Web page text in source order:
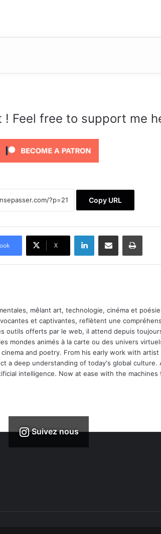
! Feel free to support me
Copy URL
X
mêlant art, technologie, cinéma et
et captivantes, reflètent une
offerts par le web, il attend depuis
mondes animés à la carte ou des univers
and poetry. From his early work with
a deep understanding of today's global culture.
intelligence. Now at ease with the
Suivez nous